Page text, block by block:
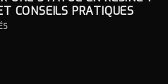
STATUE
À CONSEILS PRATIQUES